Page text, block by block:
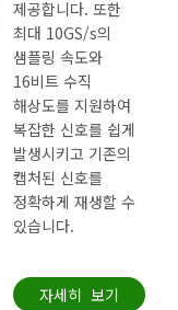
제공합니다. 또한
최대 10GS/s의
샘플링 속도와
16비트 수직
해상도를 지원하여
복잡한 신호를 쉽게
발생시키고 기존의
캡처된 신호를
정확하게 재생할 수
있습니다.
자세히 보기